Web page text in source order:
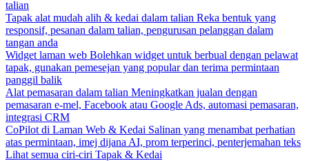
talian
Tapak alat mudah alih & kedai dalam talian Reka bentuk yang
responsif, pesanan dalam talian, pengurusan pelanggan dalam
tangan anda
Widget laman web Bolehkan widget untuk berbual dengan pelawat
tapak, gunakan pemesejan yang popular dan terima permintaan
panggil balik
Alat pemasaran dalam talian Meningkatkan jualan dengan
pemasaran e-mel, Facebook atau Google Ads, automasi pemasaran,
integrasi CRM
CoPilot di Laman Web & Kedai Salinan yang menambat perhatian
atas permintaan, imej dijana AI, prom terperinci, penterjemahan teks
Lihat semua ciri-ciri Tapak & Kedai